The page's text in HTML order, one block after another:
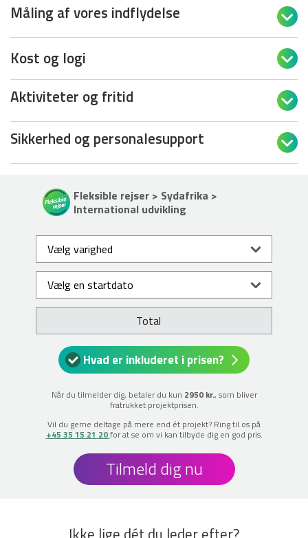
Måling af vores indflydelse 
Kost og logi 
Aktiviteter og fritid 
Sikkerhed og personalesupport 
Fleksible rejser > Sydafrika >
International udvikling
Total
Hvad er inkluderet i prisen?
Når du tilmelder dig, betaler du kun 2950 kr., som bliver
fratrukket projektprisen.
Vil du gerne deltage på mere end ét projekt? Ring til os på
+45 35 15 21 20for at se om vi kan tilbyde dig en god pris.
Tilmeld dig nu